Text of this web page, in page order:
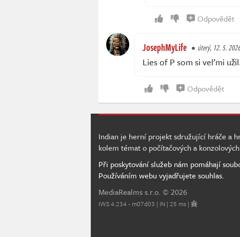
Odpovědět
JosephMyLife úterý, 12. 5.
Lies of P som si veľmi
Odpovědět
Indian je herní projekt sdružující hráče a
kolem témat o počítačových a
Při poskytování služeb nám pomáhají
Používáním webu vyjadřujete souhlas.
MediaRealms s.r.o. © 2026
IWS 4.234 - m07d03 | IN | 25 ms |